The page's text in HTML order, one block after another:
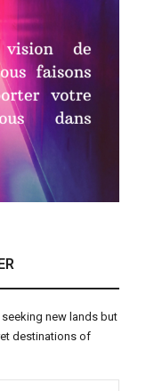
new lands but
destinations of